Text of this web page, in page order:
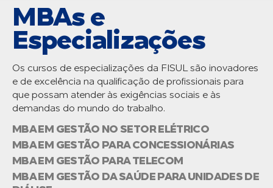
MBAs e
Especializações
Os cursos de especializações da FISUL são inovadores
e de excelência na qualificação de profissionais para
que possam atender às exigências sociais e às
demandas do mundo do trabalho.
MBA EM GESTÃO NO SETOR ELÉTRICO
MBA EM GESTÃO PARA CONCESSIONÁRIAS
MBA EM GESTÃO PARA TELECOM
MBA EM GESTÃO DA SAÚDE PARA UNIDADES DE